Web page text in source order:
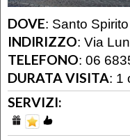
DOVE: Santo
INDIRIZZO: Via
TELEFONO: 06
DURATA VISITA: 1
SERVIZI: